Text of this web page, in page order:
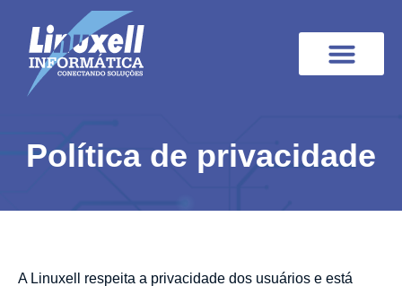
Política de privacidade
A Linuxell respeita a privacidade dos usuários e está